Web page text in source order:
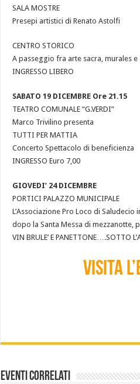
SALA MOSTRE
Presepi artistici di Renato Astolfi
CENTRO STORICO
A passeggio fra arte sacra, murales
INGRESSO LIBERO
SABATO 19 DICEMBRE Ore 21.15
TEATRO COMUNALE “G.VERDI”
Marco Trivilino presenta
TUTTI PER MATTIA
Concerto Spettacolo di beneficienza
INGRESSO Euro 7,00
GIOVEDI’ 24 DICEMBRE
PORTICI PALAZZO MUNICIPALE
L’Associazione Pro Loco di Saludecio
dopo la Santa Messa di mezzanotte,
VIN BRULE’ E PANETTONE….SOTTO
VISITA
Eventi Correlati